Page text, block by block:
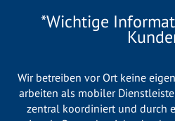
*Wichtige
Wir betreiben vor Ort keine
arbeiten als mobiler
zentral koordiniert und durch